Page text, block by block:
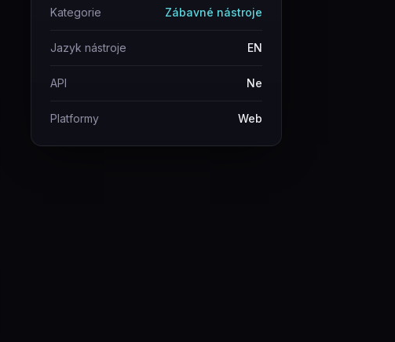
Kategorie Zábavné nástroje
Jazyk nástroje EN
API Ne
Platformy Web